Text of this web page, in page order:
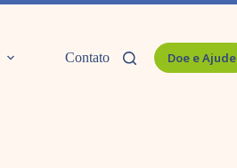
Contato Doe e Ajude